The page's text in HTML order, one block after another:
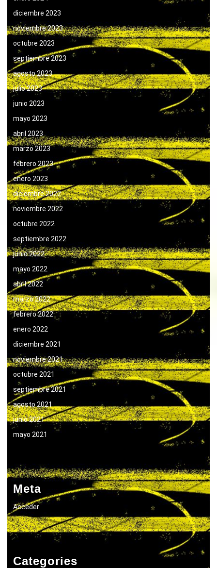
diciembre 2023
noviembre 2023
octubre 2023
septiembre 2023
agosto 2023
julio 2023
junio 2023
mayo 2023
abril 2023
marzo 2023
febrero 2023
enero 2023
diciembre 2022
noviembre 2022
octubre 2022
septiembre 2022
junio 2022
mayo 2022
abril 2022
marzo 2022
febrero 2022
enero 2022
diciembre 2021
noviembre 2021
octubre 2021
septiembre 2021
agosto 2021
junio 2021
mayo 2021
Meta
Acceder
Categories